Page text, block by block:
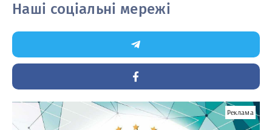
Наші соціальні мережі
Реклама